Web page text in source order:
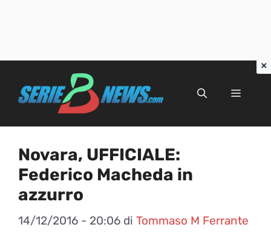
Menu
Novara, UFFICIALE:
Federico Macheda in
azzurro
14/12/2016 - 20:06 di Tommaso M Ferrante